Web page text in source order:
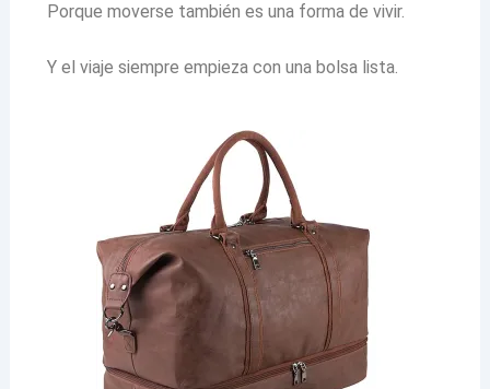
Porque moverse también es una forma de vivir.
Y el viaje siempre empieza con una bolsa lista.